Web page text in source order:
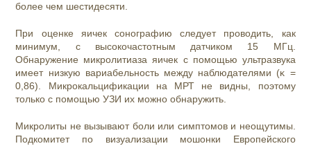
более чем шестидесяти.
При оценке яичек сонографию следует проводить, как
минимум, с высокочастотным датчиком 15 МГц.
Обнаружение микролитиаза яичек с помощью ультразвука
имеет низкую вариабельность между наблюдателями (κ =
0,86). Микрокальцификации на МРТ не видны, поэтому
только с помощью УЗИ их можно обнаружить.
Микролиты не вызывают боли или симптомов и неощутимы.
Подкомитет по визуализации мошонки Европейского